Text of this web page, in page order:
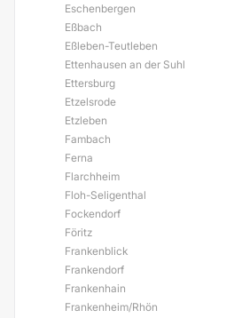
Eschenbergen
Eßbach
Eßleben-Teutleben
Ettenhausen an der Suhl
Ettersburg
Etzelsrode
Etzleben
Fambach
Ferna
Flarchheim
Floh-Seligenthal
Fockendorf
Föritz
Frankenblick
Frankendorf
Frankenhain
Frankenheim/Rhön